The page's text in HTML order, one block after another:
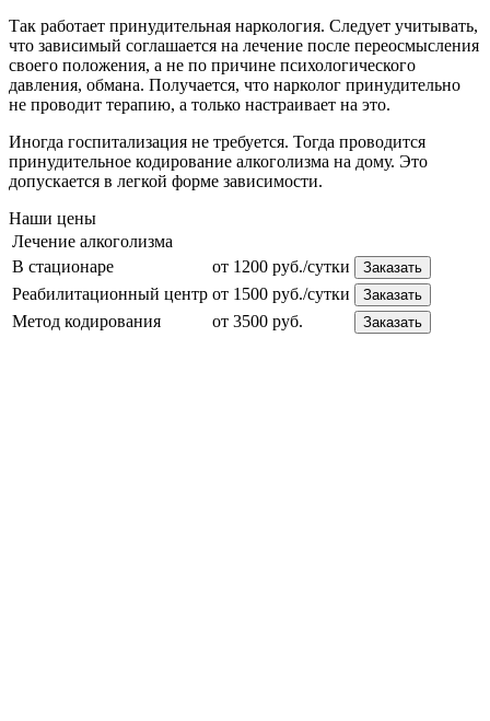
Так работает принудительная наркология. Следует учитывать,
что зависимый соглашается на лечение после переосмысления
своего положения, а не по причине психологического
давления, обмана. Получается, что нарколог принудительно
не проводит терапию, а только настраивает на это.
Иногда госпитализация не требуется. Тогда проводится
принудительное кодирование алкоголизма на дому. Это
допускается в легкой форме зависимости.
Наши цены
Лечение алкоголизма
В стационаре
от 1200 руб./сутки Заказать
Реабилитационный центр от 1500 руб./сутки Заказать
Метод кодирования от 3500 руб. Заказать